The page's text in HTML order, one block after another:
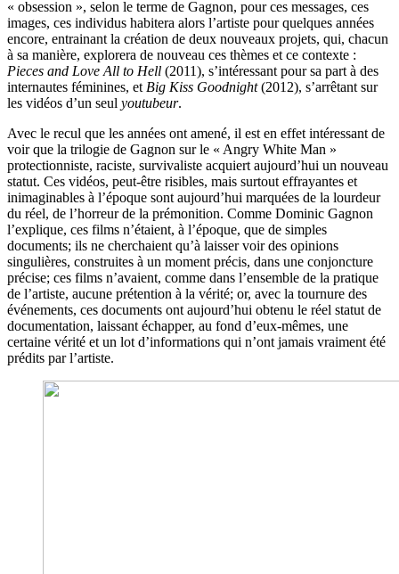
« obsession », selon le terme de Gagnon, pour ces messages, ces
images, ces individus habitera alors l’artiste pour quelques années
encore, entrainant la création de deux nouveaux projets, qui, chacun
à sa manière, explorera de nouveau ces thèmes et ce contexte :
Pieces and Love All to Hell (2011), s’intéressant pour sa part à des
internautes féminines, et Big Kiss Goodnight(2012), s’arrêtant sur
les vidéos d’un seul youtubeur.
Avec le recul que les années ont amené, il est en effet intéressant de
voir que la trilogie de Gagnon sur le « Angry White Man »
protectionniste, raciste, survivaliste acquiert aujourd’hui un nouveau
statut. Ces vidéos, peut-être risibles, mais surtout effrayantes et
inimaginables à l’époque sont aujourd’hui marquées de la lourdeur
du réel, de l’horreur de la prémonition. Comme Dominic Gagnon
l’explique, ces films n’étaient, à l’époque, que de simples
documents; ils ne cherchaient qu’à laisser voir des opinions
singulières, construites à un moment précis, dans une conjoncture
précise; ces films n’avaient, comme dans l’ensemble de la pratique
de l’artiste, aucune prétention à la vérité; or, avec la tournure des
événements, ces documents ont aujourd’hui obtenu le réel statut de
documentation, laissant échapper, au fond d’eux-mêmes, une
certaine vérité et un lot d’informations qui n’ont jamais vraiment été
prédits par l’artiste.